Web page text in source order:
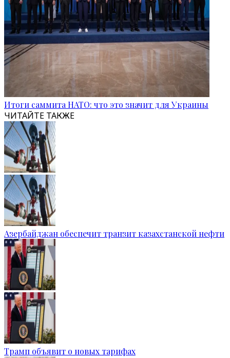
Итоги саммита НАТО: что это значит для Украины
ЧИТАЙТЕ ТАКЖЕ
Азербайджан обеспечит транзит казахстанской нефти
Трамп объявит о новых тарифах